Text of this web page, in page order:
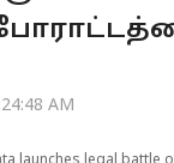
AM